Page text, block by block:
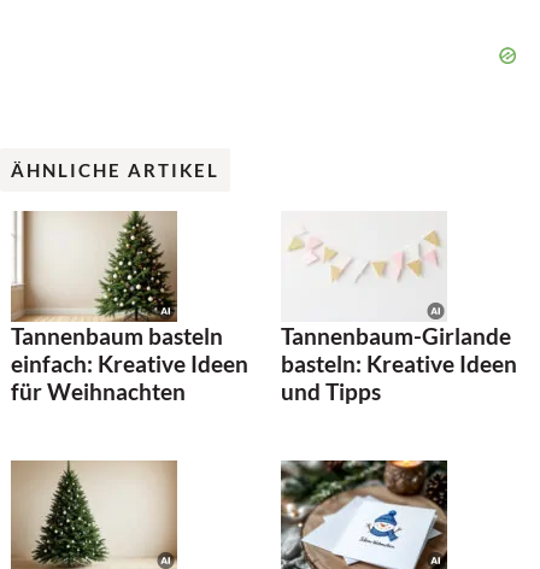
ÄHNLICHE ARTIKEL
Tannenbaum basteln
einfach: Kreative Ideen
für Weihnachten
Tannenbaum-Girlande
basteln: Kreative Ideen
und Tipps